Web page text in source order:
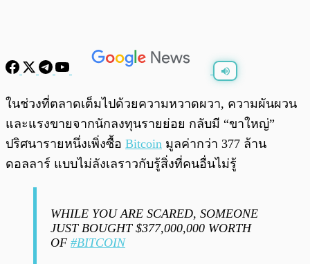
พร้อมเล่น /0:00
ในช่วงที่ตลาดเต็มไปด้วยความหวาดผวา, ความผันผวน
และแรงขายจากนักลงทุนรายย่อย กลับมี “ขาใหญ่”
ปริศนารายหนึ่งเพิ่งซื้อ Bitcoin มูลค่ากว่า 377 ล้าน
ดอลลาร์ แบบไม่ลังเลราวกับรู้สิ่งที่คนอื่นไม่รู้
WHILE YOU ARE SCARED, SOMEONE
JUST BOUGHT $377,000,000 WORTH
OF #BITCOIN